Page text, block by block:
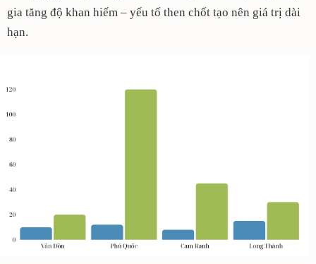
gia tăng độ khan hiếm – yếu tố then chốt tạo nên giá trị dài
hạn.